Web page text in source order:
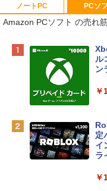
ノートPC
プ
e
リ
￥
ン
PCソ
Amazon PCソフト の売れ
ル
ン
￥
定
イ
ラ
￥